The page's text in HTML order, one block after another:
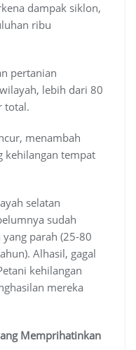
dampak siklon,
ribu
pertanian
lebih dari 80
total.
menambah
kehilangan tempat
selatan
sudah
parah (25-80
Alhasil, gagal
kehilangan
mereka
Memprihatinkan